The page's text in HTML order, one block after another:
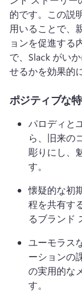
的です。 この説
用いることで、
ョンを促進する
で、Slack がい
せるかを効果的
ポジティブな
パロディと
ら、旧来の
彫りにし、
す。
懐疑的な初
程を共有す
るブランド
ユーモラス
ーションの
の実用的な
す。